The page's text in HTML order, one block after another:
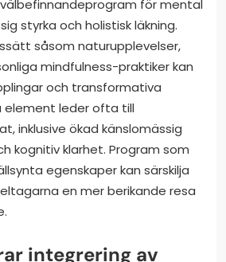
för mental
styrka och holistisk läkning.
såsom naturupplevelser,
mindfulness-praktiker kan
och transformativa
element leder ofta till
inklusive ökad känslomässig
kognitiv klarhet. Program som
egenskaper kan särskilja
en mer berikande resa
integrering av